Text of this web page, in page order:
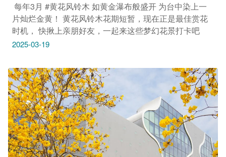
​ 每年3月 #黄花风铃木 如黄金瀑布般盛开 为台中染上一
片灿烂金黄！ 黄花风铃木花期短暂，现在正是最佳赏花
时机， 快揪上亲朋好友，一起来这些梦幻花景打卡吧
2025-03-19